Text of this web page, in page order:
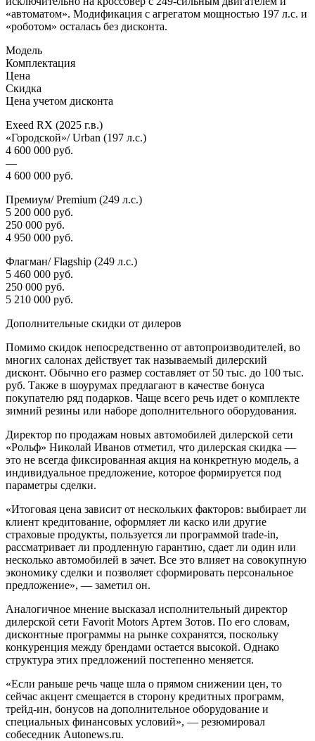
«автоматом». Модификация с агрегатом мощностью 197 л.с. и
«роботом» осталась без дисконта.
Модель
Комплектация
Цена
Скидка
Цена учетом дисконта
Exeed RX (2025 г.в.)
«Городской»/ Urban (197 л.с.)
4 600 000 руб.
—
4 600 000 руб.
Премиум/ Premium (249 л.с.)
5 200 000 руб.
250 000 руб.
4 950 000 руб.
Флагман/ Flagship (249 л.с.)
5 460 000 руб.
250 000 руб.
5 210 000 руб.
Дополнительные скидки от дилеров
Помимо скидок непосредственно от автопроизводителей, во
многих салонах действует так называемый дилерский
дисконт. Обычно его размер составляет от 50 тыс. до 100 тыс.
руб. Также в шоурумах предлагают в качестве бонуса
покупателю ряд подарков. Чаще всего речь идет о комплекте
зимний резины или наборе дополнительного оборудования.
Директор по продажам новых автомобилей дилерской сети
«Рольф» Николай Иванов отметил, что дилерская скидка —
это не всегда фиксированная акция на конкретную модель, а
индивидуальное предложение, которое формируется под
параметры сделки.
«Итоговая цена зависит от нескольких факторов: выбирает ли
клиент кредитование, оформляет ли каско или другие
страховые продукты, пользуется ли программой trade-in,
рассматривает ли продленную гарантию, сдает ли один или
несколько автомобилей в зачет. Все это влияет на совокупную
экономику сделки и позволяет сформировать персональное
предложение», — заметил он.
Аналогичное мнение высказал исполнительный директор
дилерской сети Favorit Motors Артем Зотов. По его словам,
дисконтные программы на рынке сохранятся, поскольку
конкуренция между брендами остается высокой. Однако
структура этих предложений постепенно меняется.
«Если раньше речь чаще шла о прямом снижении цен, то
сейчас акцент смещается в сторону кредитных программ,
трейд-ин, бонусов на дополнительное оборудование и
специальных финансовых условий», — резюмировал
собеседник Autonews.ru.